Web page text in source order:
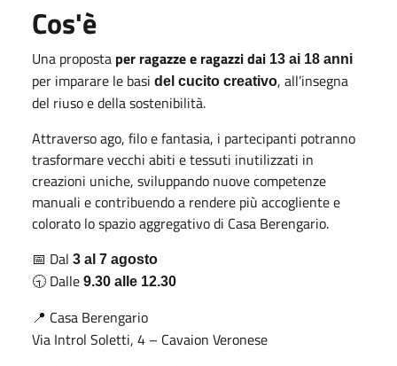
Cos'è
Una proposta per ragazze e ragazzi dai 13 ai 18 anni
per imparare le basi del cucito creativo, all’insegna
del riuso e della sostenibilità.
Attraverso ago, filo e fantasia, i partecipanti potranno
trasformare vecchi abiti e tessuti inutilizzati in
creazioni uniche, sviluppando nuove competenze
manuali e contribuendo a rendere più accogliente e
colorato lo spazio aggregativo di Casa Berengario.
📅 Dal 3 al 7 agosto
🕤 Dalle 9.30 alle 12.30
📍 Casa Berengario
Via Introl Soletti, 4 – Cavaion Veronese